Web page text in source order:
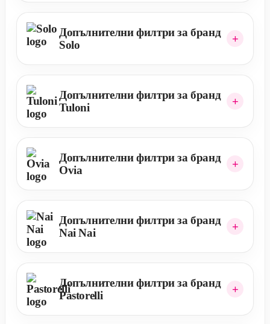
Допълнителни филтри за бранд
Solo
Допълнителни филтри за бранд
Tuloni
Допълнителни филтри за бранд
Ovia
Допълнителни филтри за бранд
Nai Nai
Допълнителни филтри за бранд
Pastorelli